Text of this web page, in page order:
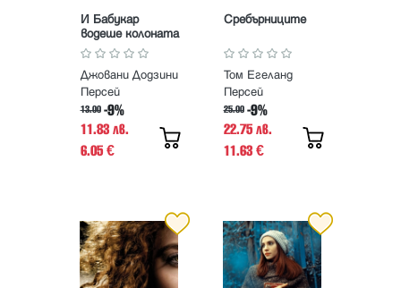
И Бабукар
водеше колоната
Джовани Додзини
Персей
13.00 -9%
11.83 лв.
6.05 €
Сребърниците
Том Егеланд
Персей
25.00 -9%
22.75 лв.
11.63 €